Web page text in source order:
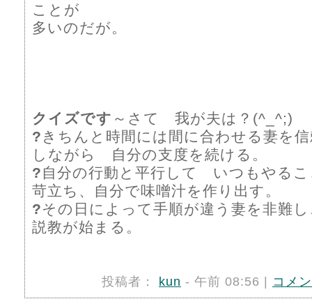
ことが
多いのだが。
クイズです ～さて 我が夫は？(^_^;)
? きちんと時間には間に合わせる妻を
しながら 自分の支度を続ける。
? 自分の行動と平行して いつもやる
苛立ち、自分で味噌汁を作り出す。
?その日によって手順が違う妻を非難
説教が始まる。
投稿者： kun - 午前 08:56 | コメ